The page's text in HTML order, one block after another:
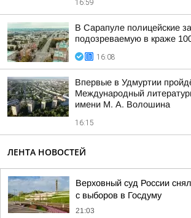
16:59
В Сарапуле полицейские
подозреваемую в краже
16:08
Впервые в Удмуртии
Международный
имени М. А. Волошина
16:15
ЛЕНТА НОВОСТЕЙ
Верховный суд России
с выборов в Госдуму
21:03